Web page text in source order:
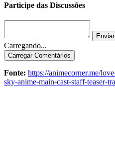
Participe das Discussões
Enviar
Carregando...
Carregar Comentários
Fonte: https://animecorner.me/
sky-anime-main-cast-staff-teaser-